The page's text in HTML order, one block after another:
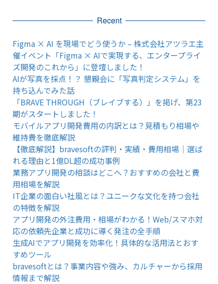
Recent
Figma × AI を現場でどう使うか – 株式会社アツラエ主
催イベント「Figma × AIで実現する、エンタープライ
ズ開発のこれから」に登壇しました！
AIが写真を採点！？ 懇親会に「写真判定システム」を
持ち込んでみた話
「BRAVE THROUGH（ブレイブする）」を掲げ、第23
期がスタートしました！
モバイルアプリ開発費用の内訳とは？見積もり相場や
維持費を徹底解説
【徹底解説】bravesoftの評判・実績・費用相場｜選ば
れる理由と1億DL超の成功事例
業務アプリ開発の相談はどこへ？おすすめの会社と費
用相場を解説
IT企業の面白い社風とは？ユニークな文化を持つ会社
の特徴を解説
アプリ開発の外注費用・相場がわかる！Web/スマホ対
応の依頼先企業と成功に導く発注の全手順
生成AIでアプリ開発を効率化！具体的な活用法とおす
すめツール
bravesoftとは？事業内容や強み、カルチャーから採用
情報まで解説